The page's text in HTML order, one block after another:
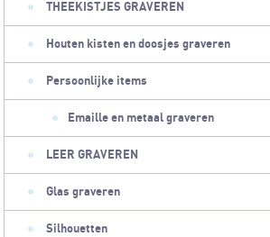
THEEKISTJES GRAVEREN
Houten kisten en doosjes graveren
Persoonlijke items
Emaille en metaal graveren
LEER GRAVEREN
Glas graveren
Silhouetten